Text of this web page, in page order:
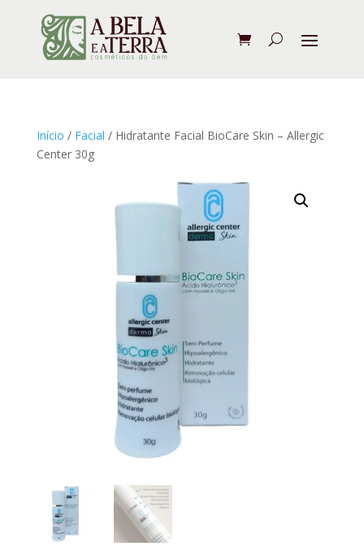
Início / Facial / Hidratante Facial BioCare Skin – Allergic
Center 30g